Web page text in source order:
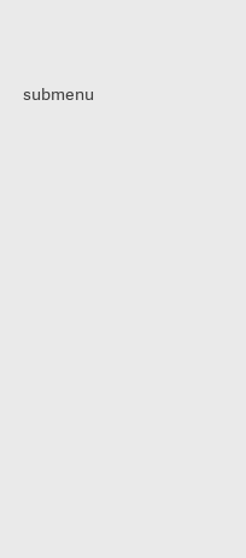
submenu